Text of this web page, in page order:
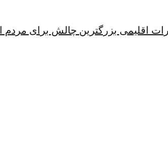
اقلیمی بزرگترین چالش برای